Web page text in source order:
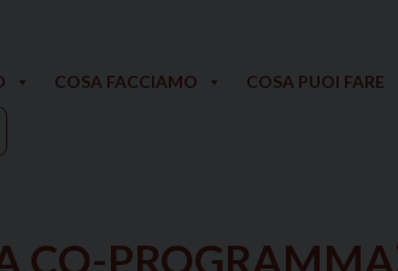
COSA FACCIAMO COSA PUOI FARE
CO-